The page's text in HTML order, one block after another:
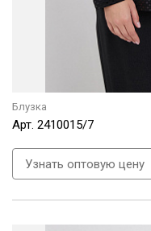
Блузка
Арт. 2410015/7
Узнать оптовую цену